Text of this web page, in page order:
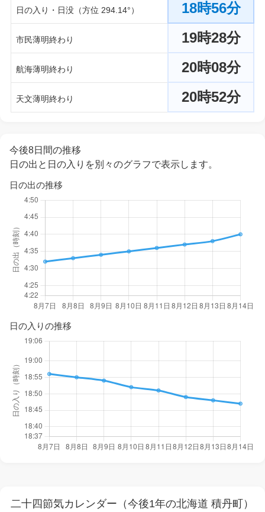
日の入り・日没（方位 294.14°） 18時56分
市民薄明終わり 19時28分
航海薄明終わり 20時08分
天文薄明終わり 20時52分
今後8日間の推移
日の出と日の入りを別々のグラフで表示します。
日の出の推移
日の入りの推移
二十四節気カレンダー（今後1年の北海道 積丹町）